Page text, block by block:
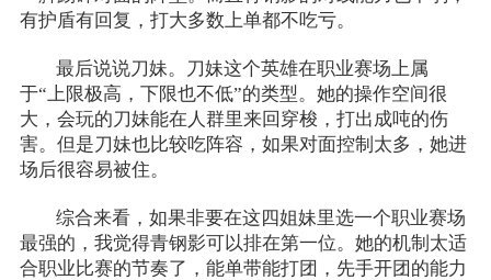
有护盾有回复，打大多数上单都不吃亏。
最后说说刀妹。刀妹这个英雄在职业赛场上属
于“上限极高，下限也不低”的类型。她的操作空间很
大，会玩的刀妹能在人群里来回穿梭，打出成吨的伤
害。但是刀妹也比较吃阵容，如果对面控制太多，她进
场后很容易被住。
综合来看，如果非要在这四姐妹里选一个职业赛场
最强的，我觉得青钢影可以排在第一位。她的机制太适
合职业比赛的节奏了，能单带能打团，先手开团的能力